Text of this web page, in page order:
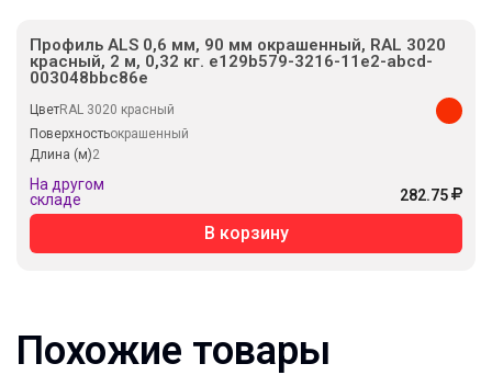
Профиль ALS 0,6 мм, 90 мм окрашенный, RAL 3020
красный, 2 м, 0,32 кг. e129b579-3216-11e2-abcd-
003048bbc86e
ЦветRAL 3020 красный
Поверхностьокрашенный
Длина (м)2
На другом
складе
282.75
В корзину
Похожие товары